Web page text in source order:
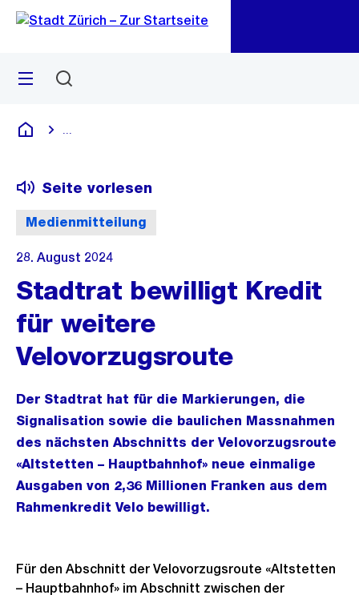
Navigation
Sprunglink
Menü
Deutsch
Medienmitteilung
Seite vorlesen
28. August 2024
Stadtrat bewilligt Kredit
für weitere
Velovorzugsroute
Der Stadtrat hat für die Markierungen, die
Signalisation sowie die baulichen Massnahmen
des nächsten Abschnitts der Velovorzugsroute
«Altstetten – Hauptbahnhof» neue einmalige
Ausgaben von 2,36 Millionen Franken aus dem
Rahmenkredit Velo bewilligt.
Für den Abschnitt der Velovorzugsroute «Altstetten
– Hauptbahnhof» im Abschnitt zwischen der